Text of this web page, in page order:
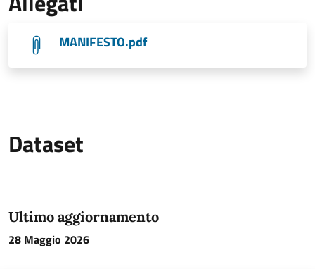
MANIFESTO.pdf
Dataset
Ultimo aggiornamento
28 Maggio 2026